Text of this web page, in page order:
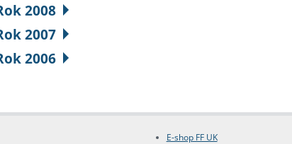
2008
2007
2006
E-shop FF UK